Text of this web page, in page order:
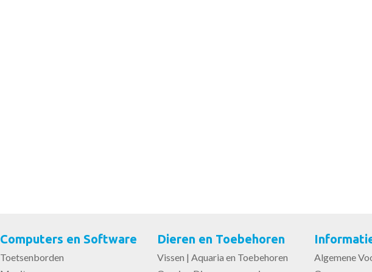
Computers en Software
Toetsenborden
Dieren en Toebehoren
Vissen | Aquaria en Toebehoren
Algemene